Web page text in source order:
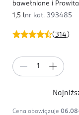
(314 )
bawełniane i
1,5 lnr kat. 393485
Cena obowiązuje